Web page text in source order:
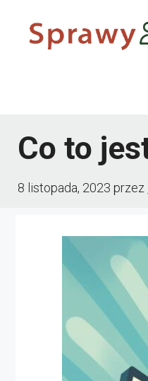
Co to
8 listopada, 2023 przez